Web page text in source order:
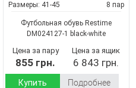
Размеры: 41-45 8 пар
Футбольная обувь Restime
DM024127-1 black-white
Цена за пару
855 грн.
Цена за ящик
6 843 грн.
Купить Подробнее